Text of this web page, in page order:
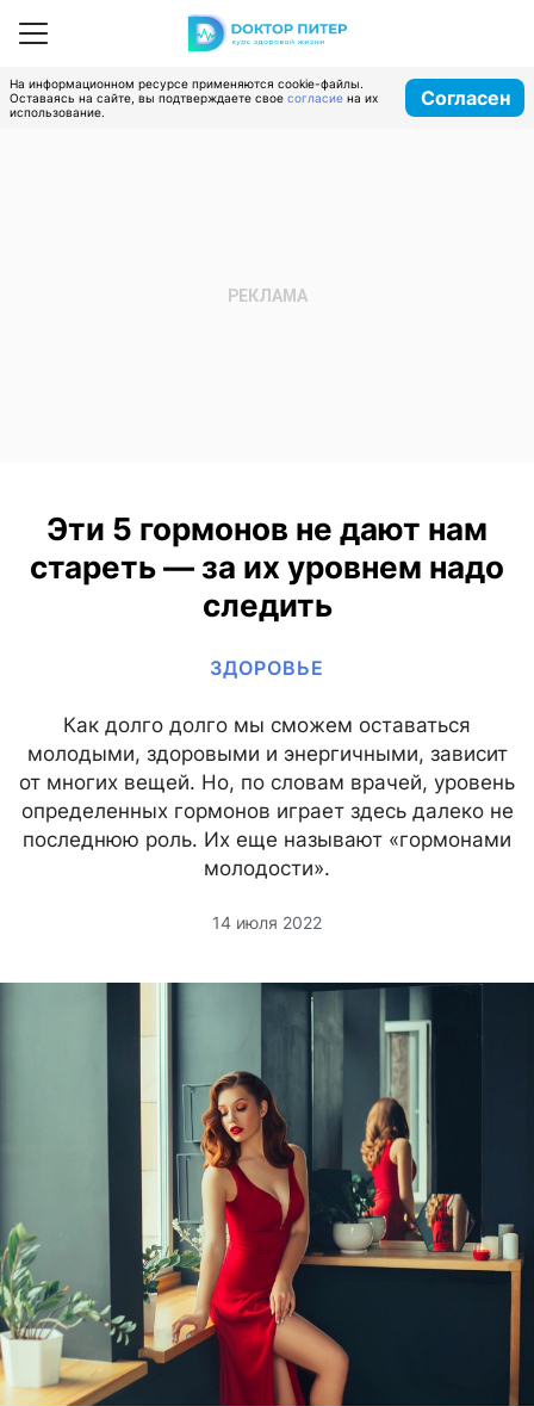
На информационном ресурсе применяются cookie-файлы.
Оставаясь на сайте, вы подтверждаете свое согласие на их
использование.
Согласен
Эти 5 гормонов не дают нам
стареть — за их уровнем надо
следить
ЗДОРОВЬЕ
Как долго долго мы сможем оставаться
молодыми, здоровыми и энергичными, зависит
от многих вещей. Но, по словам врачей, уровень
определенных гормонов играет здесь далеко не
последнюю роль. Их еще называют «гормонами
молодости».
14 июля 2022